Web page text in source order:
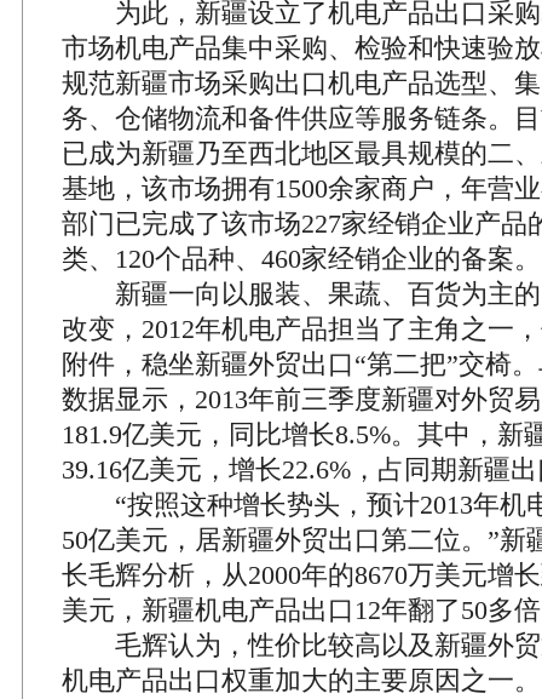
为此，新疆设立了机电产品出口采购
市场机电产品集中采购、检验和快速验
规范新疆市场采购出口机电产品选型、
务、仓储物流和备件供应等服务链条。
已成为新疆乃至西北地区最具规模的二
基地，该市场拥有1500余家商户，年营
部门已完成了该市场227家经销企业产品
类、120个品种、460家经销企业的备案。
新疆一向以服装、果蔬、百货为主的
改变，2012年机电产品担当了主角之一
附件，稳坐新疆外贸出口“第二把”交椅
数据显示，2013年前三季度新疆对外贸
181.9亿美元，同比增长8.5%。其中，新
39.16亿美元，增长22.6%，占同期新疆
“按照这种增长势头，预计2013年机
50亿美元，居新疆外贸出口第二位。”新
长毛辉分析，从2000年的8670万美元增
美元，新疆机电产品出口12年翻了50多
毛辉认为，性价比较高以及新疆外贸
机电产品出口权重加大的主要原因之一